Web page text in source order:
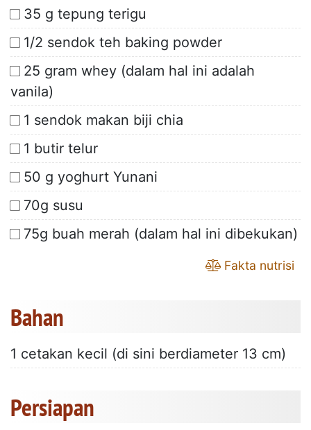
35 g tepung terigu
1/2 sendok teh baking powder
25 gram whey (dalam hal ini adalah
vanila)
1 sendok makan biji chia
1 butir telur
50 g yoghurt Yunani
70g susu
75g buah merah (dalam hal ini dibekukan)
Fakta nutrisi
Bahan
1 cetakan kecil (di sini berdiameter 13 cm)
Persiapan